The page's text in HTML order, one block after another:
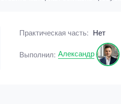
Практическая часть: Нет
Выполнил: Александр